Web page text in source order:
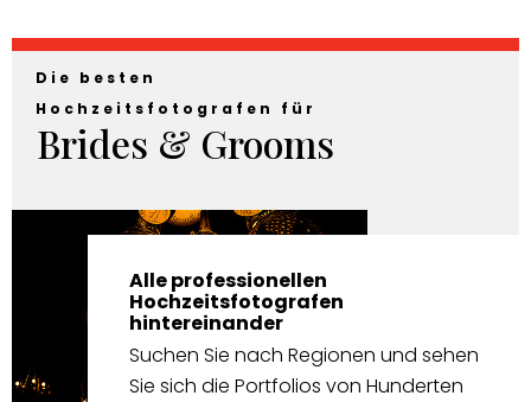
Die besten
Hochzeitsfotografen für
Brides & Grooms
Alle professionellen
Hochzeitsfotografen
hintereinander
Suchen Sie nach Regionen und sehen
Sie sich die Portfolios von Hunderten